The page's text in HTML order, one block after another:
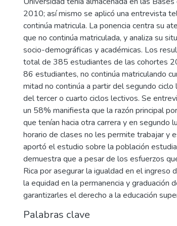
2010; así mismo se aplicó una entrevista
continúa matricula. La ponencia centra su
que no continúa matriculada, y analiza su
socio-demográficas y académicas. Los
total de 385 estudiantes de las cohortes
86 estudiantes, no continúa matriculando
mitad no continúa a partir del segundo
del tercer o cuarto ciclos lectivos. Se
un 58% manifiesta que la razón principal
que tenían hacia otra carrera y en segundo
horario de clases no les permite trabajar y
aportó el estudio sobre la población
demuestra que a pesar de los esfuerzos
Rica por asegurar la igualdad en el ingreso
la equidad en la permanencia y graduación
garantizarles el derecho a la educación
Palabras clave